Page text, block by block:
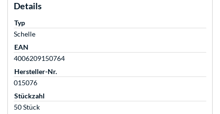
Details
Typ
Schelle
EAN
4006209150764
Hersteller-Nr.
015076
Stückzahl
50 Stück